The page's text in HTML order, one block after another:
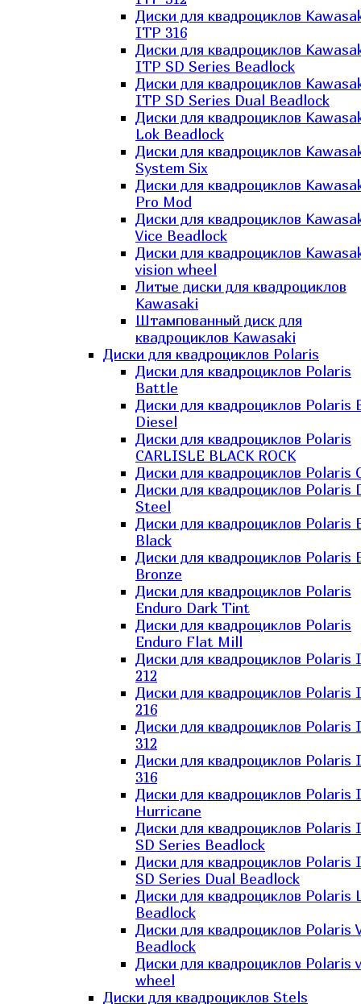
Диски для квадроциклов
ITP 316
Диски для квадроциклов
ITP SD Series Beadlock
Диски для квадроциклов
ITP SD Series Dual Beadlock
Диски для квадроциклов
Lok Beadlock
Диски для квадроциклов
System Six
Диски для квадроциклов
Pro Mod
Диски для квадроциклов
Vice Beadlock
Диски для квадроциклов
vision wheel
Литые диски для квадроциклов
Kawasaki​
Штампованный диск для
квадроциклов Kawasaki​
Диски для квадроциклов Polaris
Диски для квадроциклов Polaris
Battle
Диски для квадроциклов Polaris
Diesel
Диски для квадроциклов Polaris
CARLISLE BLACK ROCK
Диски для квадроциклов Polaris
Диски для квадроциклов Polaris
Steel
Диски для квадроциклов Polaris
Black
Диски для квадроциклов Polaris
Bronze
Диски для квадроциклов Polaris
Enduro Dark Tint
Диски для квадроциклов Polaris
Enduro Flat Mill
Диски для квадроциклов Polaris
212
Диски для квадроциклов Polaris
216
Диски для квадроциклов Polaris
312
Диски для квадроциклов Polaris
316
Диски для квадроциклов Polaris
Hurricane
Диски для квадроциклов Polaris
SD Series Beadlock
Диски для квадроциклов Polaris
SD Series Dual Beadlock
Диски для квадроциклов Polaris
Beadlock
Диски для квадроциклов Polaris
Beadlock
Диски для квадроциклов Polaris
wheel
Диски для квадроциклов Stels